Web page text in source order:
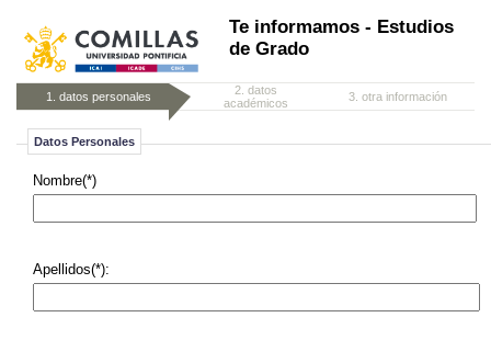
Te informamos - Estudios
de Grado
1. datos personales 2. datos
académicos
3. otra información
Datos Personales
Nombre(*)
Apellidos(*):